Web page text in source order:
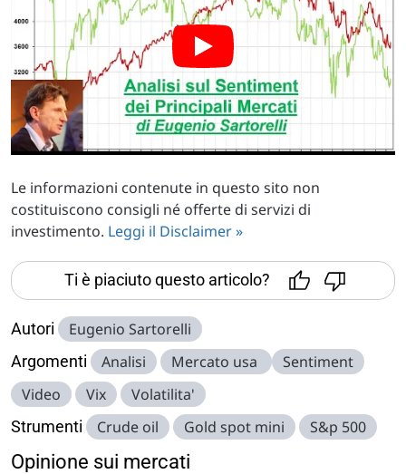
Le informazioni contenute in questo sito non
costituiscono consigli né offerte di servizi di
investimento. Leggi il Disclaimer »
Ti è piaciuto questo articolo?
Autori Eugenio Sartorelli
Argomenti Analisi Mercato usa
Sentiment
Video
Vix Volatilita'
Strumenti Crude oil Gold spot mini S&p 500
Opinione sui mercati